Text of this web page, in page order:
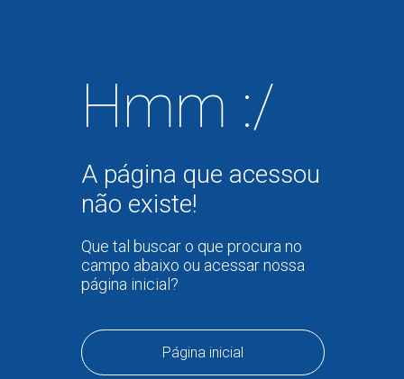
Hmm :/
A página que acessou
não existe!
Que tal buscar o que procura no
campo abaixo ou acessar nossa
página inicial?
Página inicial